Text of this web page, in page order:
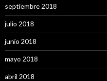
septiembre 2018
julio 2018
junio 2018
mayo 2018
abril 2018